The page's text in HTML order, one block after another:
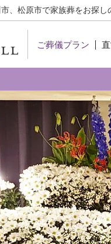
、松原市で家族葬をお探し
ご葬儀プラン